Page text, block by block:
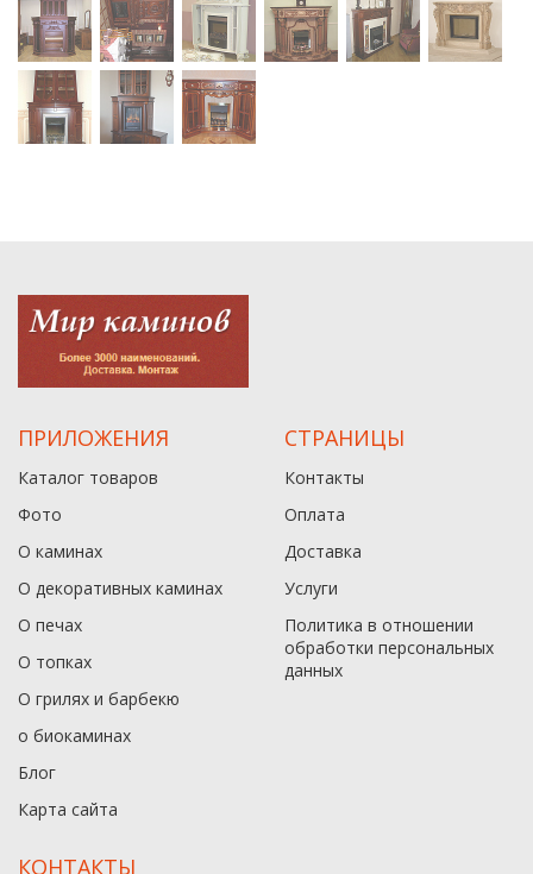
ПРИЛОЖЕНИЯ
Каталог товаров
Фото
О каминах
О декоративных каминах
О печах
О топках
О грилях и барбекю
о биокаминах
Блог
Карта сайта
СТРАНИЦЫ
Контакты
Оплата
Доставка
Услуги
Политика в отношении
обработки персональных
данныx
КОНТАКТЫ